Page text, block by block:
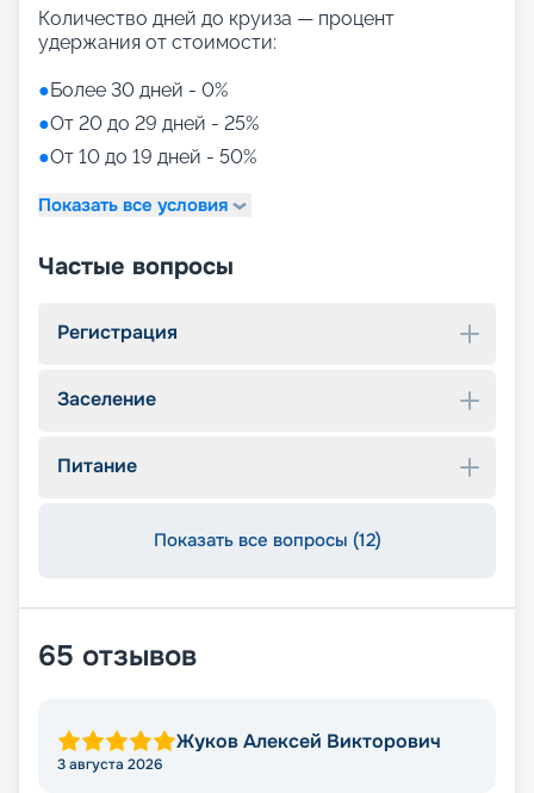
Количество дней до круиза — процент
удержания от стоимости:
●Более 30 дней - 0%
●От 20 до 29 дней - 25%
●От 10 до 19 дней - 50%
Показать все условия
Частые вопросы
Регистрация
Заселение
Питание
Показать все вопросы (12)
65 отзывов
Жуков Алексей Викторович
3 августа 2026